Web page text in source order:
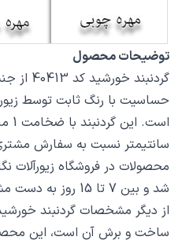
توضیحات محصول
حساسیت با رنگ ثابت توسط
سانتیمتر نسبت به سفارش
محصولات در فروشگاه زیورآلات
شد و بین 7 تا 15 روز به دست مشتریان گرامی خواهد رسید.
ساخت و برش آن است، این